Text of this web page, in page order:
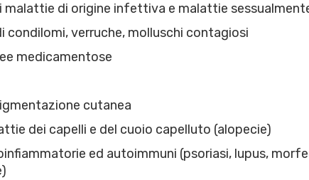
malattie di origine infettiva e malattie
condilomi, verruche, molluschi contagiosi
medicamentose
cutanea
dei capelli e del cuoio capelluto (alopecie)
ed autoimmuni (psoriasi, lupus,